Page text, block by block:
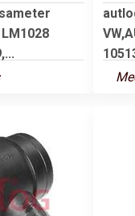
LM1028